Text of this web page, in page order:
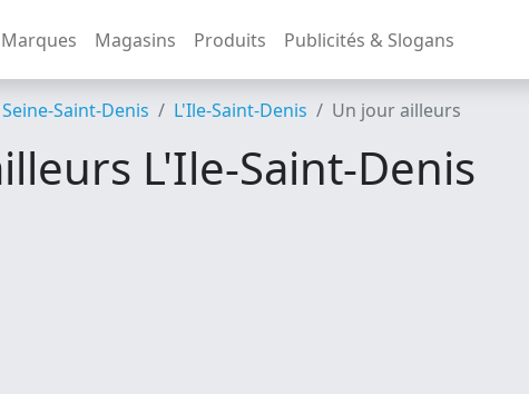
Marques Magasins Produits Publicités & Slogans
Seine-Saint-Denis L'Ile-Saint-Denis Un jour ailleurs
L'Ile-Saint-Denis